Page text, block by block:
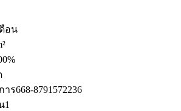
ดือน
าร668-8791572236
1